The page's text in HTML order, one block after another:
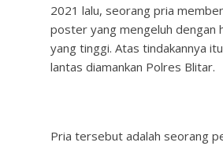
2021 lalu, seorang pria
poster yang mengeluh dengan
yang tinggi. Atas tindakannya
lantas diamankan Polres Blitar.
Pria tersebut adalah seorang